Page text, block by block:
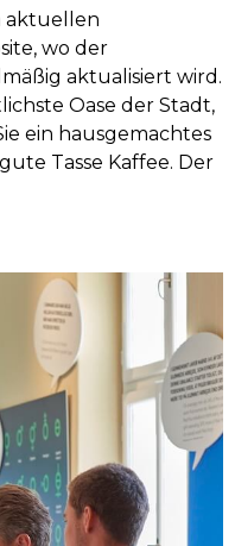
aktuellen
wo der
aktualisiert wird.
Oase der Stadt,
ein hausgemachtes
Tasse Kaffee. Der